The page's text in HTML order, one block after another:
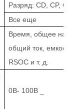
Разряд: CD, CP,
Все еще
Время, общее
общий ток,
RSOC и т. д.
0В- 100В